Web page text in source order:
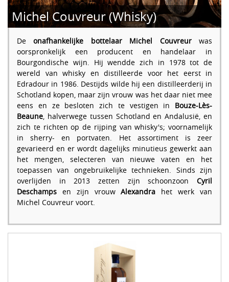
Michel Couvreur (Whisky)
Deonafhankelijke bottelaar Michel Couvreurwas
oorspronkelijk een producent en handelaar in
Bourgondische wijn. Hij wendde zich in 1978 tot de
wereld van whisky en distilleerde voor het eerst in
Edradour in 1986. Destijds wilde hij een distilleerderij in
Schotland kopen, maar zijn vrouw was het daar niet mee
eens en ze besloten zich te vestigen in Bouze-Lès-
Beaune, halverwege tussen Schotland en Andalusië, en
zich te richten op de rijping van whisky's; voornamelijk
in sherry- en portvaten. Het assortiment is zeer
gevarieerd en er wordt dagelijks minutieus gewerkt aan
het mengen, selecteren van nieuwe vaten en het
toepassen van ongebruikelijke technieken. Sinds zijn
overlijden in 2013 zetten zijn schoonzoon Cyril
Deschamps en zijn vrouwAlexandra het werk van
Michel Couvreur voort.